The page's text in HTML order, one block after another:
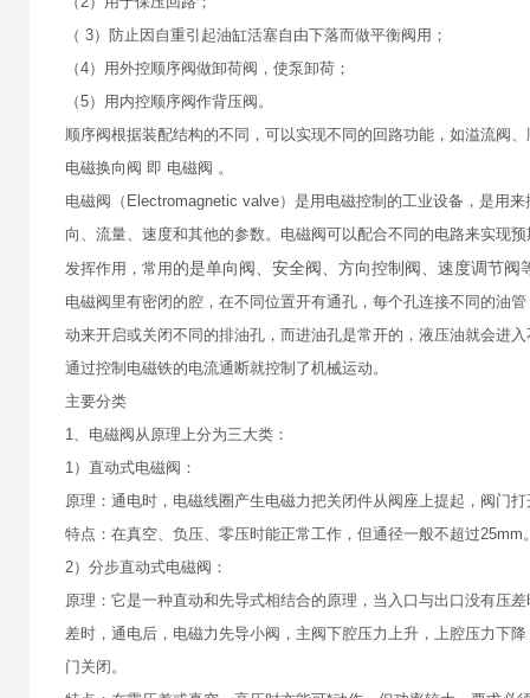
（ 3）防止因自重引起油缸活塞自由下落而做平衡阀用；
（4）用外控顺序阀做卸荷阀，使泵卸荷；
（5）用内控顺序阀作背压阀。
顺序阀根据装配结构的不同，可以实现不同的回路功能，如溢流阀
电磁换向阀 即 电磁阀 。
电磁阀（Electromagnetic valve）是用电磁控制的工业设备，是用
向、流量、速度和其他的参数。电磁阀可以配合不同的电路来实现
发挥作用，常用 的是单向阀、安全阀、方向控制阀、速度调节阀
电磁阀里有密闭的腔，在不同位置开有通孔，每个孔连接不同的油
动来开启或关闭不同的排油孔，而进油孔是常开的，液压油就会进
通过控制电磁铁的电流通断就控制了机械运动。
主要分类
1、电磁阀从原理上分为三大类：
1）直动式电磁阀：
原理：通电时，电磁线圈产生电磁力把关闭件从阀座上提起，阀门
特点：在真空、负压、零压时能正常工作，但通径一般不超过25mm
2）分步直动式电磁阀：
原理：它是一种直动和先导式相结合的原理，当入口与出口没有压
差时，通电后，电磁力先导小阀，主阀下腔压力上升，上腔压力下
门关闭。